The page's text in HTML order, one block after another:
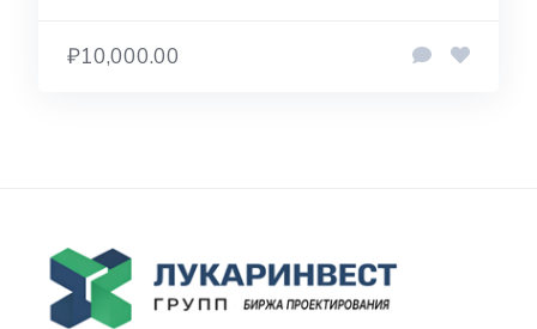
₽10,000.00